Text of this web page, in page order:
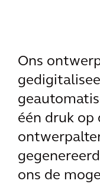
Ons
één druk op
ons de